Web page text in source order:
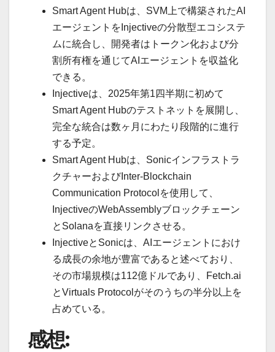
Smart Agent Hubは、SVM上で構築されたAI
エージェントをInjectiveの分散型エコシステ
ムに統合し、開発者はトークン化および分
割所有権を通じてAIエージェントを収益化
できる。
Injectiveは、2025年第1四半期に初めて
Smart Agent Hubのテストネットを展開し、
完全な統合は数ヶ月にわたり段階的に進行
する予定。
Smart Agent Hubは、Sonicインフラストラ
クチャーおよびInter-Blockchain
Communication Protocolを使用して、
InjectiveのWebAssemblyブロックチェーン
とSolanaを直接リンクさせる。
InjectiveとSonicは、AIエージェントにおけ
る成長の余地が豊富であると述べており、
その市場規模は112億ドルであり、Fetch.ai
とVirtuals Protocolがそのうちの半分以上を
占めている。
感想: